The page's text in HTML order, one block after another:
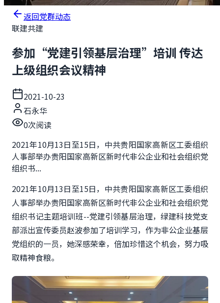
返回党群动态
联建共建
参加“党建引领基层治理”培训 传达
上级组织会议精神
2021-10-23
石永华
0次阅读
2021年10月13日至15日，中共贵阳国家高新区工委组织
人事部举办贵阳国家高新区新时代非公企业和社会组织党
组织书...
2021年10月13日至15日，中共贵阳国家高新区工委组织
人事部举办贵阳国家高新区新时代非公企业和社会组织党
组织书记主题培训班--党建引领基层治理，绿建科技党支
部派出宣传委员赵波参加了培训学习，作为非公企业基层
党组织的一员，她深感荣幸，倍加珍惜这个机会，努力吸
取精神食粮。